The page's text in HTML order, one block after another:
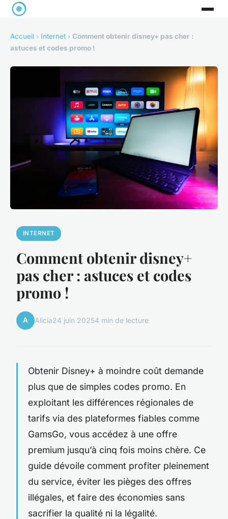
Accueil › Internet › Comment obtenir disney+ pas cher :
astuces et codes promo !
INTERNET
Comment obtenir disney+
pas cher : astuces et codes
promo !
A Alicia24 juin 20254 min de lecture
Obtenir Disney+ à moindre coût demande
plus que de simples codes promo. En
exploitant les différences régionales de
tarifs via des plateformes fiables comme
GamsGo, vous accédez à une offre
premium jusqu’à cinq fois moins chère. Ce
guide dévoile comment profiter pleinement
du service, éviter les pièges des offres
illégales, et faire des économies sans
sacrifier la qualité ni la légalité.